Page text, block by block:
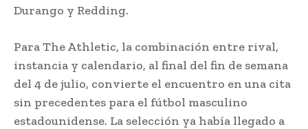
Durango y Redding.
Para The Athletic, la combinación entre rival,
instancia y calendario, al final del fin de semana
del 4 de julio, convierte el encuentro en una cita
sin precedentes para el fútbol masculino
estadounidense. La selección ya había llegado a